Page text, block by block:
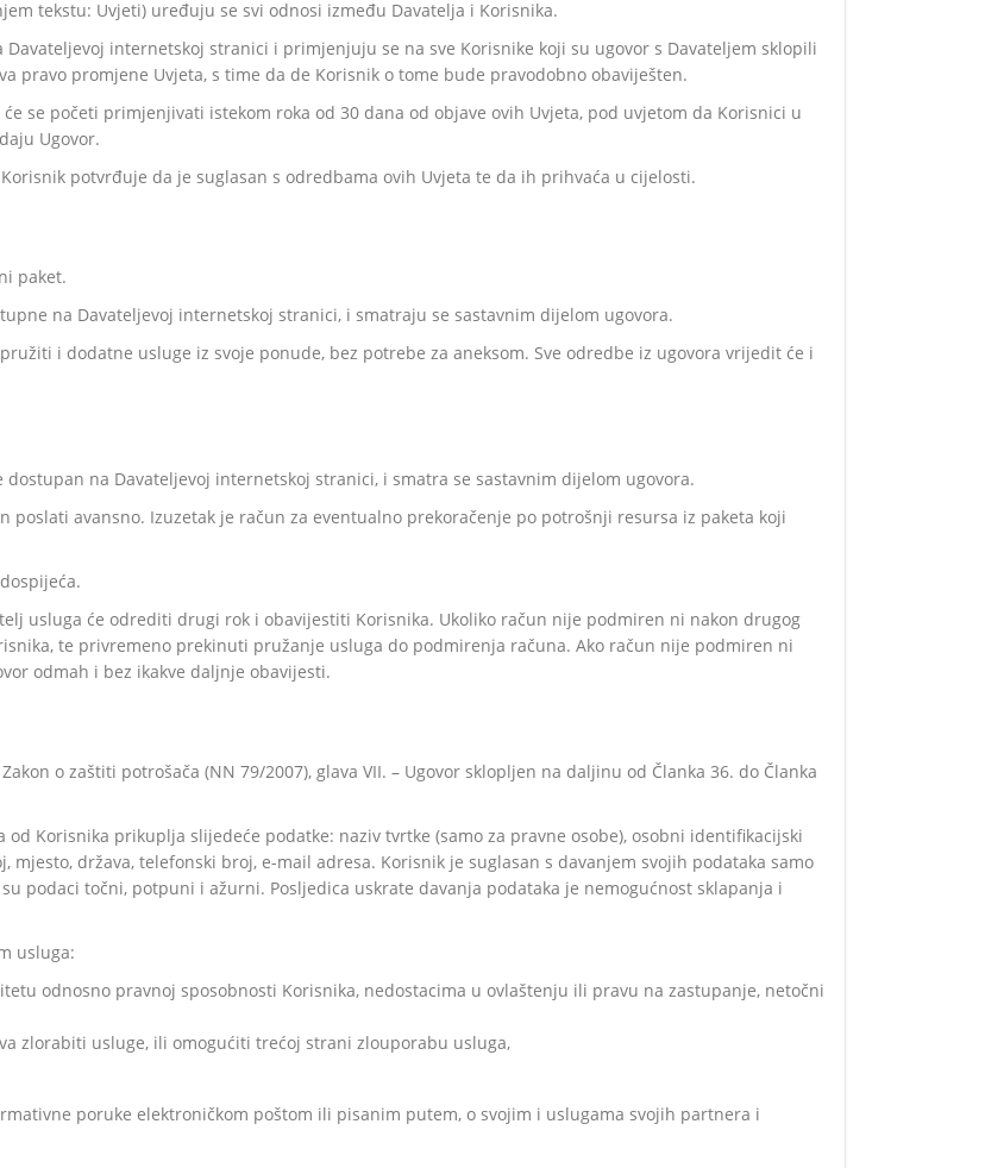
tekstu: Uvjeti) uređuju se svi odnosi između Davatelja i Korisnika.
internetskoj stranici i primjenjuju se na sve Korisnike koji su ugovor s Davateljem sklopili
pravo promjene Uvjeta, s time da de Korisnik o tome bude pravodobno obaviješten.
se početi primjenjivati istekom roka od 30 dana od objave ovih Uvjeta, pod uvjetom da Korisnici u
Ugovor.
potvrđuje da je suglasan s odredbama ovih Uvjeta te da ih prihvaća u cijelosti.
paket.
na Davateljevoj internetskoj stranici, i smatraju se sastavnim dijelom ugovora.
i dodatne usluge iz svoje ponude, bez potrebe za aneksom. Sve odredbe iz ugovora vrijedit će i
na Davateljevoj internetskoj stranici, i smatra se sastavnim dijelom ugovora.
poslati avansno. Izuzetak je račun za eventualno prekoračenje po potrošnji resursa iz paketa koji
usluga će odrediti drugi rok i obavijestiti Korisnika. Ukoliko račun nije podmiren ni nakon drugog
te privremeno prekinuti pružanje usluga do podmirenja računa. Ako račun nije podmiren ni
odmah i bez ikakve daljnje obavijesti.
o zaštiti potrošača (NN 79/2007), glava VII. – Ugovor sklopljen na daljinu od Članka 36. do Članka
Korisnika prikuplja slijedeće podatke: naziv tvrtke (samo za pravne osobe), osobni identifikacijski
mjesto, država, telefonski broj, e-mail adresa. Korisnik je suglasan s davanjem svojih podataka samo
podaci točni, potpuni i ažurni. Posljedica uskrate davanja podataka je nemogućnost sklapanja i
usluga:
odnosno pravnoj sposobnosti Korisnika, nedostacima u ovlaštenju ili pravu na zastupanje, netočni
zlorabiti usluge, ili omogućiti trećoj strani zlouporabu usluga,
poruke elektroničkom poštom ili pisanim putem, o svojim i uslugama svojih partnera i